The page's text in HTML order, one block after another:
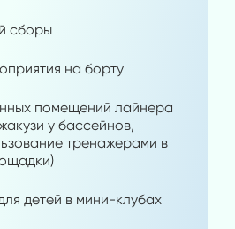
сборы
на борту
помещений лайнера
у бассейнов,
тренажерами в
детей в мини-клубах